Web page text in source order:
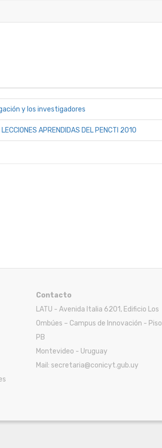
y los investigadores
APRENDIDAS DEL PENCTI 2010
Contacto
LATU - Avenida Italia 6201, Edificio Los
Ombúes – Campus de Innovación - Piso
PB
Montevideo - Uruguay
Mail: secretaria@conicyt.gub.uy